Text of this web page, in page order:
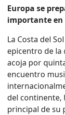
Europa se
importante en
La Costa del
epicentro de la
acoja por
encuentro
del continente,
principal de su